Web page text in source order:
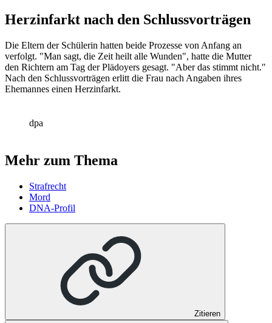
Herzinfarkt nach den Schlussvorträgen
Die Eltern der Schülerin hatten beide Prozesse von Anfang an
verfolgt. "Man sagt, die Zeit heilt alle Wunden", hatte die Mutter
den Richtern am Tag der Plädoyers gesagt. "Aber das stimmt nicht."
Nach den Schlussvorträgen erlitt die Frau nach Angaben ihres
Ehemannes einen Herzinfarkt.
dpa
Mehr zum Thema
Strafrecht
Mord
DNA-Profil
Zitieren